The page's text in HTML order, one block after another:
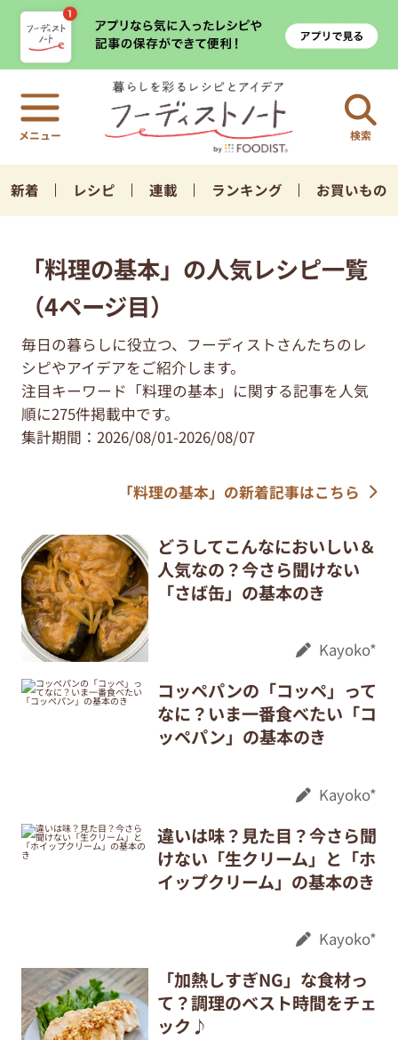
検索
新着 レシピ 連載 ランキング お買いもの
「料理の基本」の人気レシピ一覧
（4ページ目）
毎日の暮らしに役立つ、フーディストさんたちのレ
シピやアイデアをご紹介します。
注目キーワード「料理の基本」に関する記事を人気
順に275件掲載中です。
集計期間：2026/08/01-2026/08/07
「料理の基本」の新着記事はこちら
どうしてこんなにおいしい＆
人気なの？今さら聞けない
「さば缶」の基本のき
Kayoko*
コッペパンの「コッペ」って
なに？いま一番食べたい「コ
ッペパン」の基本のき
Kayoko*
違いは味？見た目？今さら聞
けない「生クリーム」と「ホ
イップクリーム」の基本のき
Kayoko*
「加熱しすぎNG」な食材っ
て？調理のベスト時間をチェ
ック♪